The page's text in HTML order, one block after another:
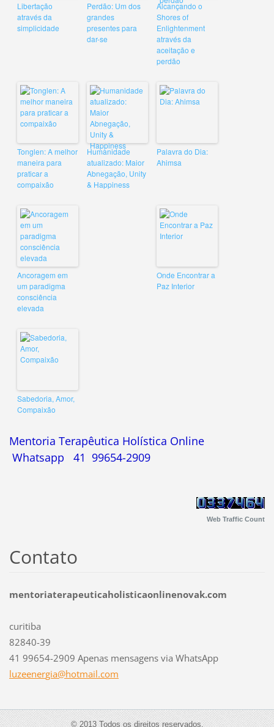
Libertação
através da
simplicidade
Perdão: Um dos
grandes
presentes para
dar-se
Alcançando o
Shores of
Enlightenment
através da
aceitação e
perdão
Tonglen: A melhor
maneira para
praticar a
compaixão
Humanidade
atualizado: Maior
Abnegação, Unity
& Happiness
Palavra do Dia:
Ahimsa
Ancoragem em
um paradigma
consciência
elevada
Onde Encontrar a
Paz Interior
Sabedoria, Amor,
Compaixão
Mentoria Terapêutica Holística Online
Whatsapp 41 99654-2909
Web Traffic Count
Contato
mentoriaterapeuticaholisticaonlinenovak.com
curitiba
82840-39
41 99654-2909 Apenas mensagens via WhatsApp
luzeenergia@hotmail.com
© 2013 Todos os direitos reservados.